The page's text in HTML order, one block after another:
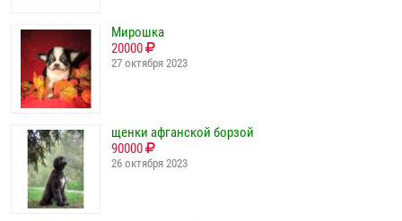
Мирошка
20000
27 октября 2023
щенки афганской борзой
90000
26 октября 2023